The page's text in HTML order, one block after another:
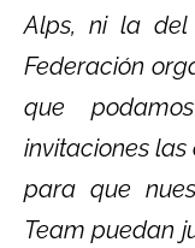
Alps, ni la del
Federación
que
invitaciones
para que
Team puedan